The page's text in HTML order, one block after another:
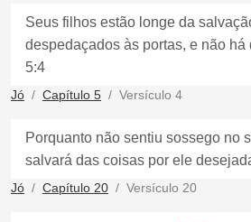
Seus filhos estão longe da
despedaçados às portas, e não há
5:4
Jó Capítulo 5 Versículo 4
Porquanto não sentiu sossego no
salvará das coisas por ele
Jó Capítulo 20 Versículo 20